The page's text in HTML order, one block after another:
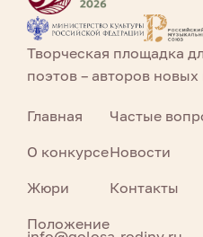
Творческая площадка
поэтов – авторов
Главная
О конкурсе
Жюри
Положение
Частые
Новости
Контакты